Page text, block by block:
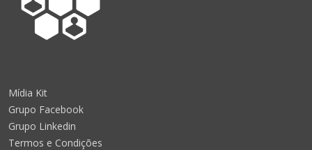
Mídia Kit
Grupo Facebook
Grupo Linkedin
Termos e Condições